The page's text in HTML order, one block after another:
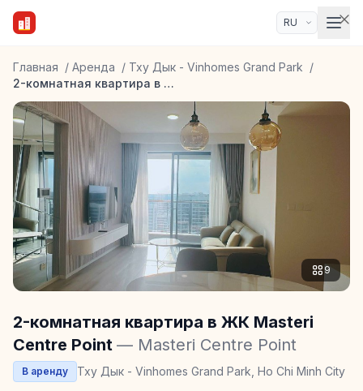
Главная / Аренда / Тху Дык - Vinhomes Grand Park /
2-комнатная квартира в ЖК Masteri Centre Point
9
2-комнатная квартира в ЖК Masteri
Centre Point — Masteri Centre Point
В аренду Тху Дык - Vinhomes Grand Park, Ho Chi Minh City